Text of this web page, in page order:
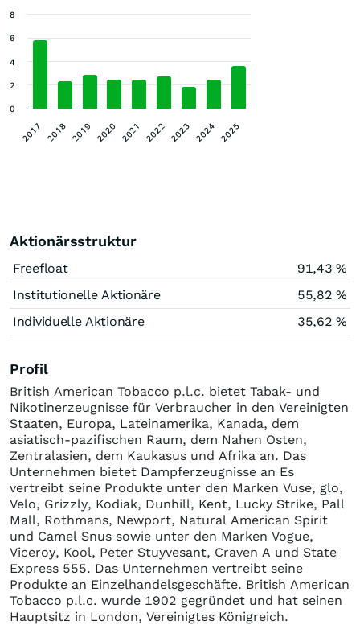
2017 2018 2019 2020 2021 2022 2023 2024 2025
0
2
4
6
8
Aktionärsstruktur
Freefloat
91,43 %
Institutionelle Aktionäre
55,82 %
Individuelle Aktionäre
35,62 %
Profil
British American Tobacco p.l.c. bietet Tabak- und
Nikotinerzeugnisse für Verbraucher in den Vereinigten
Staaten, Europa, Lateinamerika, Kanada, dem
asiatisch-pazifischen Raum, dem Nahen Osten,
Zentralasien, dem Kaukasus und Afrika an. Das
Unternehmen bietet Dampferzeugnisse an Es
vertreibt seine Produkte unter den Marken Vuse, glo,
Velo, Grizzly, Kodiak, Dunhill, Kent, Lucky Strike, Pall
Mall, Rothmans, Newport, Natural American Spirit
und Camel Snus sowie unter den Marken Vogue,
Viceroy, Kool, Peter Stuyvesant, Craven A und State
Express 555. Das Unternehmen vertreibt seine
Produkte an Einzelhandelsgeschäfte. British American
Tobacco p.l.c. wurde 1902 gegründet und hat seinen
Hauptsitz in London, Vereinigtes Königreich.